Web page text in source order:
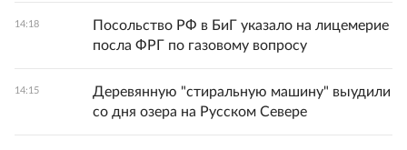
14:18
Посольство РФ в БиГ указало на лицемерие
посла ФРГ по газовому вопросу
14:15
Деревянную "стиральную машину" выудили
со дня озера на Русском Севере